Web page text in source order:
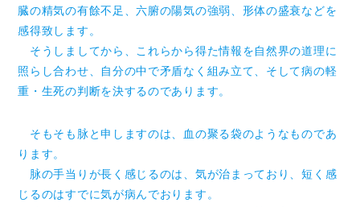
臓の精気の有餘不足、六腑の陽気の強弱、形体の盛衰などを
感得致します。
そうしましてから、これらから得た情報を自然界の道理に
照らし合わせ、自分の中で矛盾なく組み立て、そして病の軽
重・生死の判断を決するのであります。
そもそも脉と申しますのは、血の聚る袋のようなものであ
ります。
脉の手当りが長く感じるのは、気が治まっており、短く感
じるのはすでに気が病んでおります。